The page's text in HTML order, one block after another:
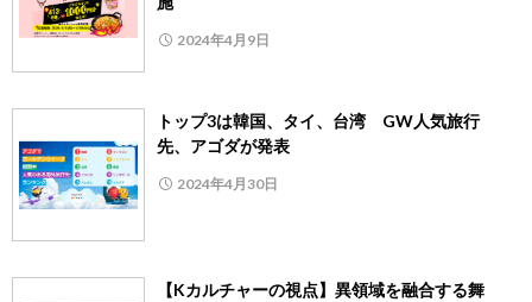
2024年4月9日
トップ3は韓国、タイ、台湾 GW人気旅行
先、アゴダが発表
2024年4月30日
【Kカルチャーの視点】異領域を融合する舞